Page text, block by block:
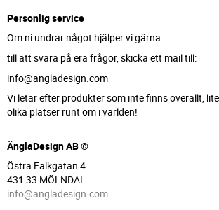
Personlig service
Om ni undrar något hjälper vi gärna
till att svara på era frågor, skicka ett mail till:
info@angladesign.com
Vi letar efter produkter som inte finns överallt,
olika platser runt om i världen!
ÄnglaDesign AB ©
Östra Falkgatan 4
431 33 MÖLNDAL
info@angladesign.com